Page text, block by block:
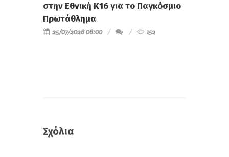
στην Εθνική Κ16 για το Παγκόσμιο
Πρωτάθλημα
25/07/2026 06:00 152
Σχόλια